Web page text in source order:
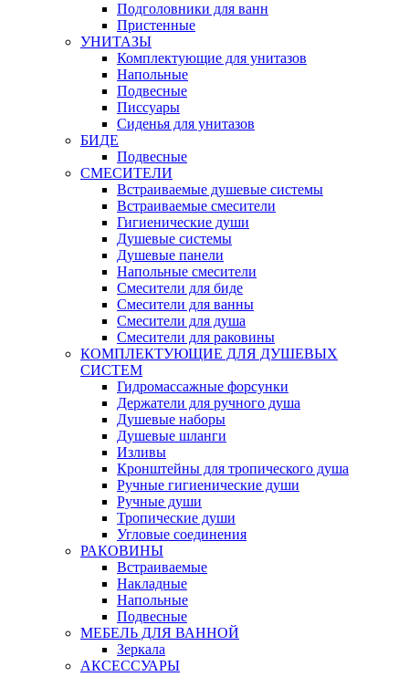
Подголовники для ванн
Пристенные
УНИТАЗЫ
Комплектующие для унитазов
Напольные
Подвесные
Писсуары
Сиденья для унитазов
БИДЕ
Подвесные
СМЕСИТЕЛИ
Встраиваемые душевые системы
Встраиваемые смесители
Гигиенические души
Душевые системы
Душевые панели
Напольные смесители
Смесители для биде
Смесители для ванны
Смесители для душа
Смесители для раковины
КОМПЛЕКТУЮЩИЕ ДЛЯ ДУШЕВЫХ
СИСТЕМ
Гидромассажные форсунки
Держатели для ручного душа
Душевые наборы
Душевые шланги
Изливы
Кронштейны для тропического душа
Ручные гигиенические души
Ручные души
Тропические души
Угловые соединения
РАКОВИНЫ
Встраиваемые
Накладные
Напольные
Подвесные
МЕБЕЛЬ ДЛЯ ВАННОЙ
Зеркала
АКСЕССУАРЫ